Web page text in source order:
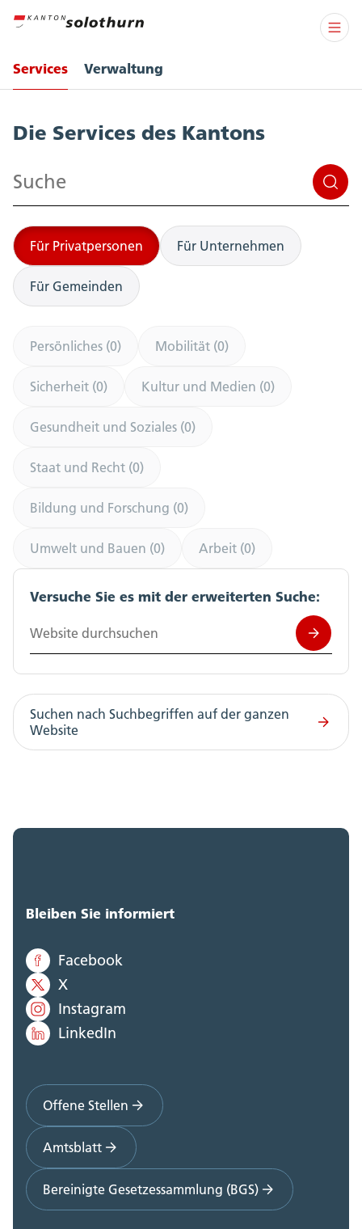
Services Verwaltung
Die Services des Kantons
Suchen
Für Privatpersonen Für Unternehmen
Für Gemeinden
Persönliches (0) Mobilität (0)
Sicherheit (0) Kultur und Medien (0)
Gesundheit und Soziales (0)
Staat und Recht (0)
Bildung und Forschung (0)
Umwelt und Bauen (0) Arbeit (0)
Versuche Sie es mit der erweiterten Suche:
Website durchsuchen
Suchen nach Suchbegriffen auf der ganzen
Website
Bleiben Sie informiert
Facebook
X
Instagram
LinkedIn
Offene Stellen
Amtsblatt
Bereinigte Gesetzessammlung (BGS)